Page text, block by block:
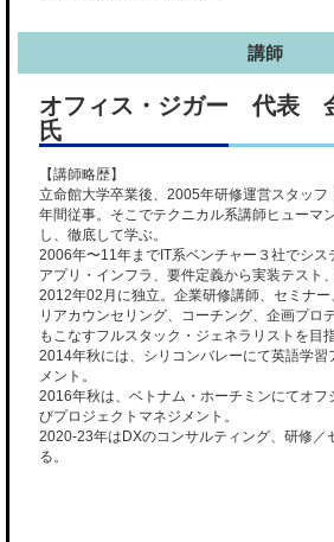
講師
オフィス・ジガー 代表
氏
【講師略歴】
立命館大学卒業後、2005年研修運営スタッフ
年間従事。そこでテクニカル系講師ヒューマ
し、徹底して学ぶ。
2006年〜11年までIT系ベンチャー３社でシス
アプリ・インフラ、要件定義から実装テスト
2012年02月に独立。企業研修講師、セミナ
リアカウンセリング、コーチング、企画プロ
もこなすフルスタック・ジェネラリストを目
2014年秋には、シリコンバレーにて英語学習
メント。
2016年秋は、ベトナム・ホーチミンにてオフ
びプロジェクトマネジメント。
2020-23年はDXのコンサルティング、研修／
る。